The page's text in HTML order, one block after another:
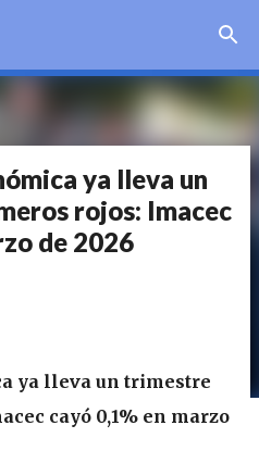
ya lleva un
rojos: Imacec
de 2026
ya lleva un trimestre
cayó 0,1% en marzo